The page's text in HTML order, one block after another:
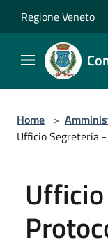
Regione Veneto
Home >
Ufficio Segreteria